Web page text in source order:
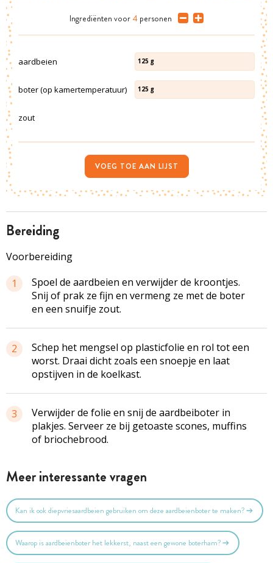
bereiding
Voorbereiding
1
Spoel de aardbeien en verwijder de kroontjes.
Snij of prak ze fijn en vermeng ze met de boter
en een snuifje zout.
2
Schep het mengsel op plasticfolie en rol tot een
worst. Draai dicht zoals een snoepje en laat
opstijven in de koelkast.
3
Verwijder de folie en snij de aardbeiboter in
plakjes. Serveer ze bij getoaste scones, muffins
of briochebrood.
Meer interessante vragen
Kan ik ook diepvriesaardbeien gebruiken om deze aardbeienboter te maken?
Waarop is aardbeienboter het lekkerst, naast een gewone boterham?
Ingrediënten voor 4 personen
aardbeien 125 g
boter (op kamertemperatuur) 125 g
zout
VOEG TOE AAN LIJST